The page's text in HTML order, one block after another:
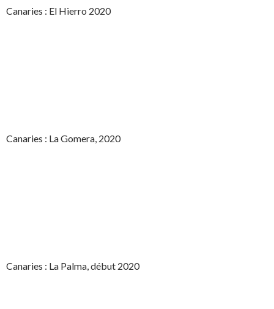
Canaries : El Hierro 2020
Canaries : La Gomera, 2020
Canaries : La Palma, début 2020